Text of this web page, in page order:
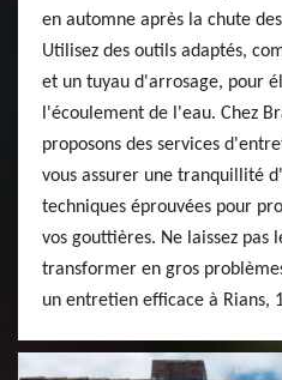
en automne après la chute
Utilisez des outils adaptés,
et un tuyau d'arrosage, pour
l'écoulement de l'eau. Chez
proposons des services
vous assurer une tranquillité
techniques éprouvées pour
vos gouttières. Ne laissez pas
transformer en gros
un entretien efficace à Rians,